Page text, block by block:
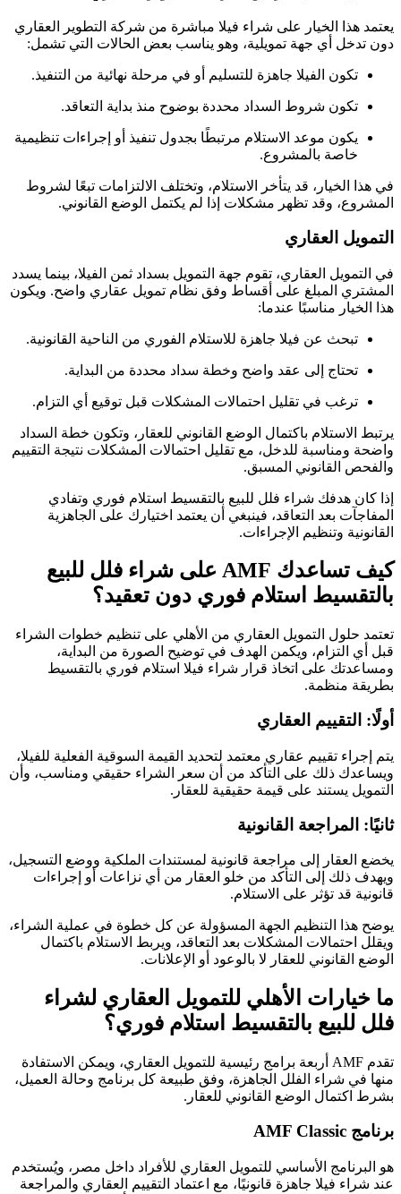
يعتمد هذا الخيار على شراء فيلا مباشرة من شركة التطوير العقاري
دون تدخل أي جهة تمويلية، وهو يناسب بعض الحالات التي تشمل:
تكون الفيلا جاهزة للتسليم أو في مرحلة نهائية من التنفيذ.
تكون شروط السداد محددة بوضوح منذ بداية التعاقد.
يكون موعد الاستلام مرتبطًا بجدول تنفيذ أو إجراءات تنظيمية
خاصة بالمشروع.
في هذا الخيار، قد يتأخر الاستلام، وتختلف الالتزامات تبعًا لشروط
المشروع، وقد تظهر مشكلات إذا لم يكتمل الوضع القانوني.
التمويل العقاري
في التمويل العقاري، تقوم جهة التمويل بسداد ثمن الفيلا، بينما يسدد
المشتري المبلغ على أقساط وفق نظام تمويل عقاري واضح. ويكون
هذا الخيار مناسبًا عندما:
تبحث عن فيلا جاهزة للاستلام الفوري من الناحية القانونية.
تحتاج إلى عقد واضح وخطة سداد محددة من البداية.
ترغب في تقليل احتمالات المشكلات قبل توقيع أي التزام.
يرتبط الاستلام باكتمال الوضع القانوني للعقار، وتكون خطة السداد
واضحة ومناسبة للدخل، مع تقليل احتمالات المشكلات نتيجة التقييم
والفحص القانوني المسبق.
إذا كان هدفك شراء فلل للبيع بالتقسيط استلام فوري وتفادي
المفاجآت بعد التعاقد، فينبغي أن يعتمد اختيارك على الجاهزية
القانونية وتنظيم الإجراءات.
كيف تساعدك AMF على شراء فلل للبيع
بالتقسيط استلام فوري دون تعقيد؟
تعتمد حلول التمويل العقاري من الأهلي على تنظيم خطوات الشراء
قبل أي التزام، ويكمن الهدف في توضيح الصورة من البداية،
ومساعدتك على اتخاذ قرار شراء فيلا استلام فوري بالتقسيط
بطريقة منظمة.
أولًا: التقييم العقاري
يتم إجراء تقييم عقاري معتمد لتحديد القيمة السوقية الفعلية للفيلا،
ويساعدك ذلك على التأكد من أن سعر الشراء حقيقي ومناسب، وأن
التمويل يستند على قيمة حقيقية للعقار.
ثانيًا: المراجعة القانونية
يخضع العقار إلى مراجعة قانونية لمستندات الملكية ووضع التسجيل،
ويهدف ذلك إلى التأكد من خلو العقار من أي نزاعات أو إجراءات
قانونية قد تؤثر على الاستلام.
يوضح هذا التنظيم الجهة المسؤولة عن كل خطوة في عملية الشراء،
ويقلل احتمالات المشكلات بعد التعاقد، ويربط الاستلام باكتمال
الوضع القانوني للعقار لا بالوعود أو الإعلانات.
ما خيارات الأهلي للتمويل العقاري لشراء
فلل للبيع بالتقسيط استلام فوري؟
تقدم AMF أربعة برامج رئيسية للتمويل العقاري، ويمكن الاستفادة
منها في شراء الفلل الجاهزة، وفق طبيعة كل برنامج وحالة العميل،
بشرط اكتمال الوضع القانوني للعقار.
برنامج AMF Classic
هو البرنامج الأساسي للتمويل العقاري للأفراد داخل مصر، ويُستخدم
عند شراء فيلا جاهزة قانونيًا، مع اعتماد التقييم العقاري والمراجعة